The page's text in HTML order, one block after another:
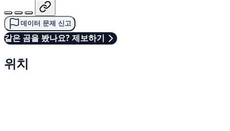
데이터 문제 신고
같은 곰을 봤나요? 제보하기
위치